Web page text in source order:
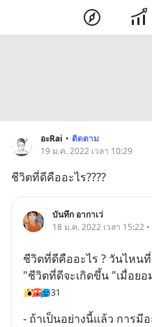
อะRai • ติดตาม
19 ม.ค. 2022 เวลา 10:29
ชีวิตที่ดีคืออะไร????
บันทึก อากาเว่
18 ม.ค. 2022 เวลา 15:22
ชีวิตที่ดีคืออะไร ? วันไหน
"ชีวิตที่ดีจะเกิดขึ้น "เมื่อยอ
31
- ถ้าเป็นอย่างนี้แล้ว การมี